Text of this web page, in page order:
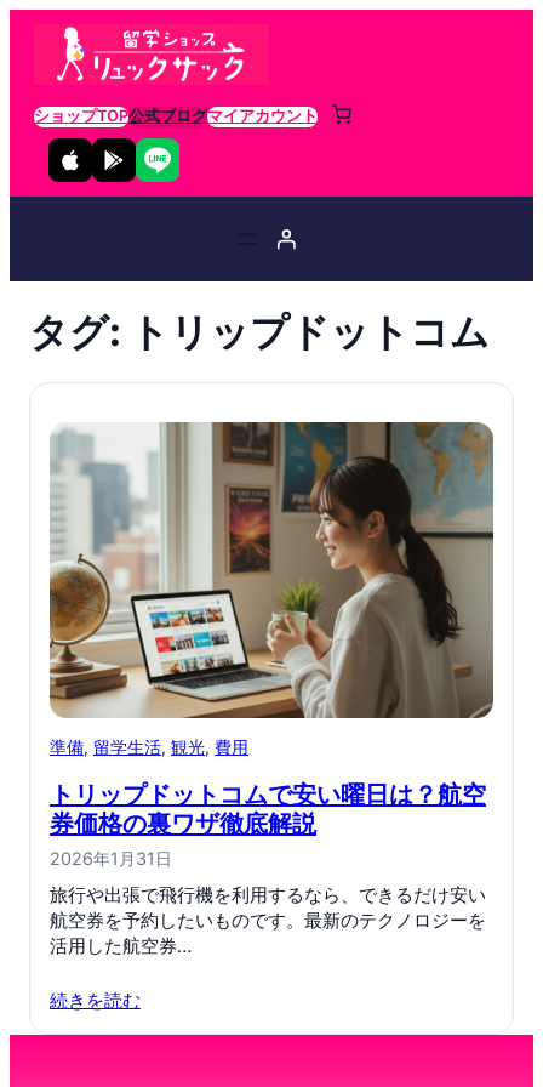
ショップTOP公式ブログマイアカウント
タグ: トリップドットコム
準備, 留学生活, 観光, 費用
トリップドットコムで安い曜日は？航空
券価格の裏ワザ徹底解説
2026年1月31日
旅行や出張で飛行機を利用するなら、できるだけ安い
航空券を予約したいものです。最新のテクノロジーを
活用した航空券…
続きを読む